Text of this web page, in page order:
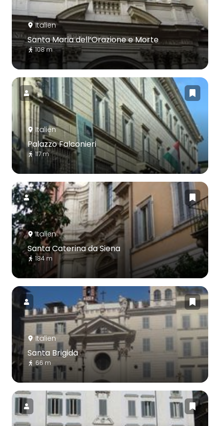
Italien
Santa Maria dell’Orazione e Morte
108 m
Italien
Palazzo Falconieri
117 m
Italien
Santa Caterina da Siena
184 m
Italien
Santa Brigida
66 m